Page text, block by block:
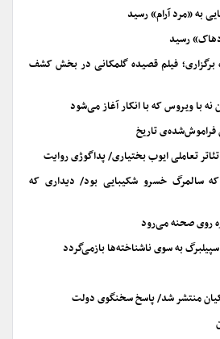
به «مرد آرام» رسید
رسید
برگزاری؛ فیلم قصیده گلمکانی در بخش کشف
با ویروس که با انکار آغاز می‌شود
فراموش‌شده‌ی تاریخ
تعاملی ایوب بختیاری/ پداگوژی روایت
۲۸ تیری که سالمرگ خسرو شکیبایی بود/ دیداری که
روی صحنه می‌رود
به سوی ناشناخته‌ها بازمی‌گردد
منتشر شد/ پاسخ سخنگوی دولت